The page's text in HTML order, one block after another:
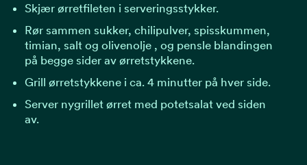
Skjær ørretfileten i serveringsstykker.
Rør sammen sukker, chilipulver, spisskummen,
timian, salt og olivenolje , og pensle blandingen
på begge sider av ørretstykkene.
Grill ørretstykkene i ca. 4 minutter på hver side.
Server nygrillet ørret med potetsalat ved siden
av.